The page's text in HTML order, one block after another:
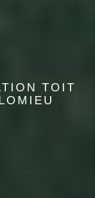
TOIT